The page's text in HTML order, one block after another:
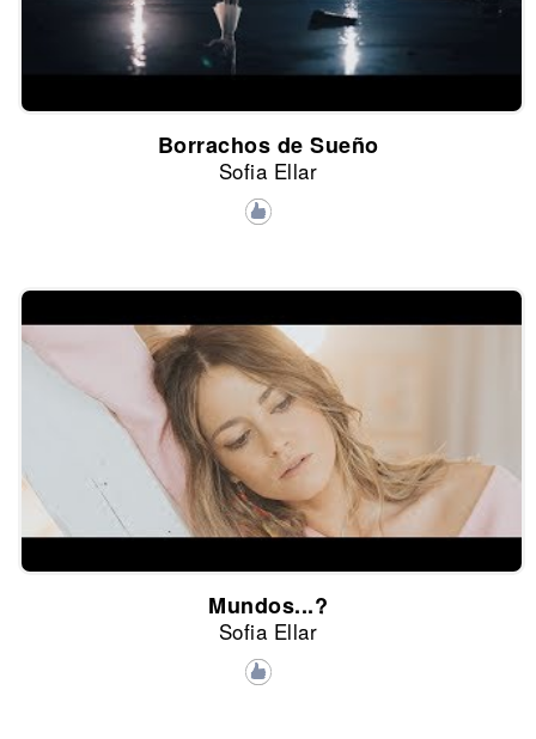
Borrachos de Sueño
Sofia Ellar
Mundos...?
Sofia Ellar